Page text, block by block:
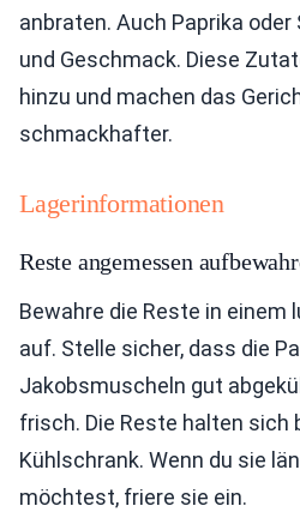
anbraten. Auch Paprika oder
und Geschmack. Diese
hinzu und machen das
schmackhafter.
Lagerinformationen
Reste angemessen
Bewahre die Reste in
auf. Stelle sicher, dass die
Jakobsmuscheln gut
frisch. Die Reste halten sich
Kühlschrank. Wenn du sie
möchtest, friere sie ein.